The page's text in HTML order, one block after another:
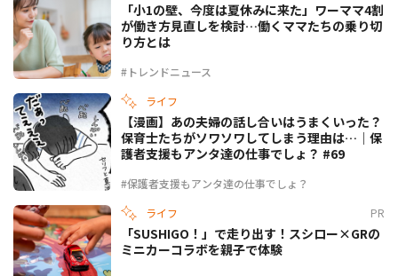
#トレンドニュース
「小1の壁、今度は夏休みに来た」ワーママ4割
が働き方見直しを検討…働くママたちの乗り切
り方とは
ライフ
#保護者支援もアンタ達の仕事でしょ？
【漫画】あの夫婦の話し合いはうまくいった？
保育士たちがソワソワしてしまう理由は…｜保
護者支援もアンタ達の仕事でしょ？ #69
ライフ PR
「SUSHIGO！」で走り出す！スシロー×GRの
ミニカーコラボを親子で体験